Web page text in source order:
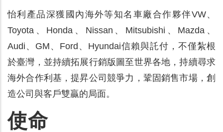
怡利產品深獲國內海外等知名車廠合作夥伴VW、
Toyota、Honda、Nissan、Mitsubishi、Mazda、
Audi、GM、Ford、Hyundai信賴與託付，不僅紮根
於臺灣，並持續拓展行銷版圖至世界各地，持續尋求
海外合作利基，提昇公司競爭力，鞏固銷售市場，創
造公司與客戶雙贏的局面。
使命